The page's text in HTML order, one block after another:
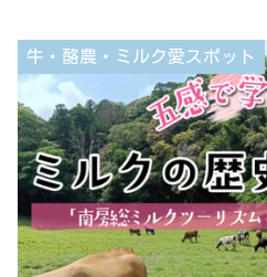
牛・酪農・ミルク愛スポット